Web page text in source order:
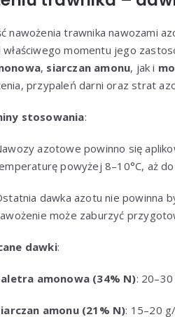
nawożenia trawnika nawozami
momentu jego
, siarczan amonu, jak i
przypaleń darni oraz strat
stosowania:
azotowe powinno się
powyżej 8–10°C, aż
dawka azotu nie powinna
może zaburzyć
dawki:
amonowa (34% N):
amonu (21% N): 15–20